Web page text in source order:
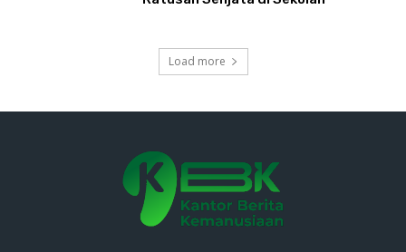
Load more